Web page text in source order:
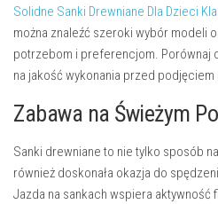
Solidne Sanki Drewniane Dla Dzieci
można znaleźć szeroki wybór modeli
potrzebom i preferencjom. Porównaj
na jakość wykonania przed
Zabawa na Świeżym
Sanki drewniane to nie tylko sposób
również doskonała okazja do
Jazda na sankach wspiera